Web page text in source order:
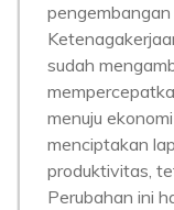
sudah
menuju
menciptakan
produktivitas,
Perubahan ini